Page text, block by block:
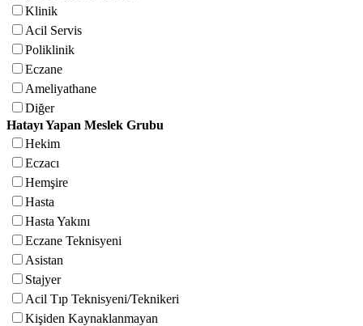
Klinik
Acil Servis
Poliklinik
Eczane
Ameliyathane
Diğer
Hatayı Yapan Meslek Grubu
Hekim
Eczacı
Hemşire
Hasta
Hasta Yakını
Eczane Teknisyeni
Asistan
Stajyer
Acil Tıp Teknisyeni/Teknikeri
Kişiden Kaynaklanmayan